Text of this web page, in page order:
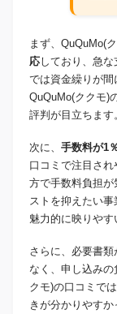
まず、QuQuMo(
応しており、急
では資金繰りが間
QuQuMo(ククモ)
評判が目立ちます
次に、 手数料が1
口コミで注目さ
方で手数料負担
ストを抑えたい
魅力的に映りやす
さらに、必要書
なく、申し込み
クモ)の口コミで
きが分かりやす